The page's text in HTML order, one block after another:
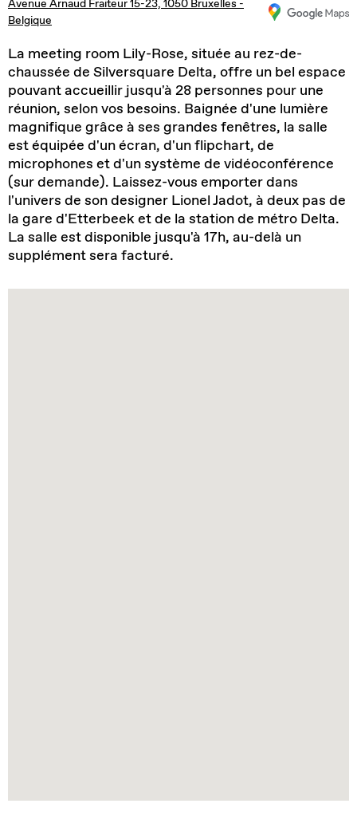
Avenue Arnaud Fraiteur 15-23, 1050 Bruxelles -
Belgique
La meeting room Lily-Rose, située au rez-de-
chaussée de Silversquare Delta, offre un bel espace
pouvant accueillir jusqu'à 28 personnes pour une
réunion, selon vos besoins. Baignée d'une lumière
magnifique grâce à ses grandes fenêtres, la salle
est équipée d'un écran, d'un flipchart, de
microphones et d'un système de vidéoconférence
(sur demande). Laissez-vous emporter dans
l'univers de son designer Lionel Jadot, à deux pas de
la gare d'Etterbeek et de la station de métro Delta.
La salle est disponible jusqu'à 17h, au-delà un
supplément sera facturé.